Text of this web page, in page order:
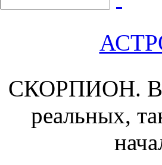
СКОРПИОН.
реальных,